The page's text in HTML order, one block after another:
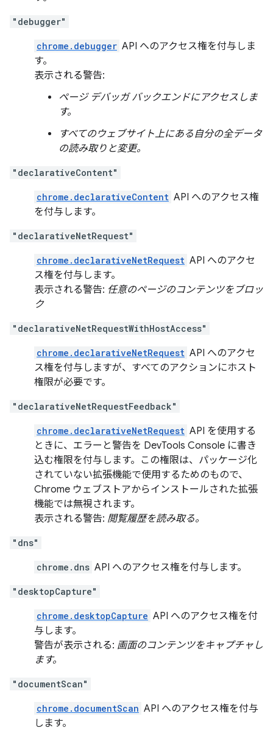
"debugger"
chrome.debugger API へのアクセス権を付与しま
す。
表示される警告:
ページ デバッガ バックエンドにアクセスしま
す。
すべてのウェブサイト上にある自分の全データ
の読み取りと変更。
"declarativeContent"
chrome.declarativeContent API へのアクセス権
を付与します。
"declarativeNetRequest"
chrome.declarativeNetRequest API へのアクセ
ス権を付与します。
表示される警告: 任意のページのコンテンツをブロッ
ク
"declarativeNetRequestWithHostAccess"
chrome.declarativeNetRequest API へのアクセ
ス権を付与しますが、すべてのアクションにホスト
権限が必要です。
"declarativeNetRequestFeedback"
chrome.declarativeNetRequest API を使用する
ときに、エラーと警告を DevTools Console に書き
込む権限を付与します。この権限は、パッケージ化
されていない拡張機能で使用するためのもので、
Chrome ウェブストアからインストールされた拡張
機能では無視されます。
表示される警告: 閲覧履歴を読み取る。
"dns"
chrome.dns API へのアクセス権を付与します。
"desktopCapture"
chrome.desktopCapture API へのアクセス権を付
与します。
警告が表示される: 画面のコンテンツをキャプチャし
ます。
"documentScan"
chrome.documentScan API へのアクセス権を付与
します。